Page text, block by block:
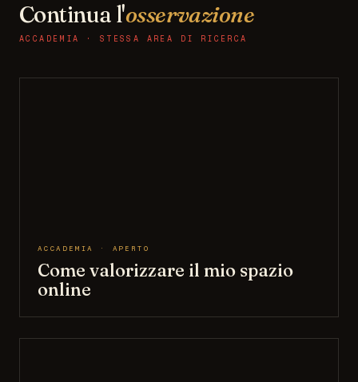
Continua l'osservazione
ACCADEMIA · STESSA AREA DI RICERCA
ACCADEMIA · APERTO
Come valorizzare il mio spazio
online